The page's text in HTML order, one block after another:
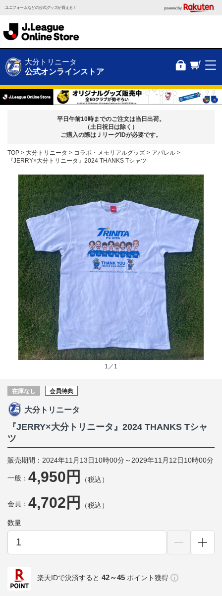
ユニフォームなどの公式グッズが買える！ powered by
大分トリニータ
公式オンラインストア
平日午前10時までのご注文は当日出荷。
（土日祝日は除く）
ご購入の際はＪリーグIDが必要です。
TOP 大分トリニータ コラボ・メモリアルグッズ
アパレル
『JERRY×大分トリニータ』2024 THANKS Tシャツ
1／1
在庫なし 会員特典
大分トリニータ
『JERRY×大分トリニータ』2024 THANKS Tシャ
ツ
販売期間：2024年11月13日10時00分～2029年11月12日10時00分
一般： 4,950円 （税込）
会員： 4,702円 （税込）
数量
楽天IDで決済すると 42～45 ポイント獲得